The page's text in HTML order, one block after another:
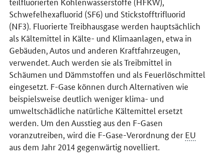
Schwefelhexafluorid (SF6) und Stickstofftrifluorid
(NF3). Fluorierte Treibhausgase werden hauptsächlich
als Kältemittel in Kälte- und Klimaanlagen, etwa in
Gebäuden, Autos und anderen Kraftfahrzeugen,
verwendet. Auch werden sie als Treibmittel in
Schäumen und Dämmstoffen und als Feuerlöschmittel
eingesetzt. F-Gase können durch Alternativen wie
beispielsweise deutlich weniger klima- und
umweltschädliche natürliche Kältemittel ersetzt
werden. Um den Ausstieg aus den F-Gasen
voranzutreiben, wird die F-Gase-Verordnung der EU
aus dem Jahr 2014 gegenwärtig novelliert.